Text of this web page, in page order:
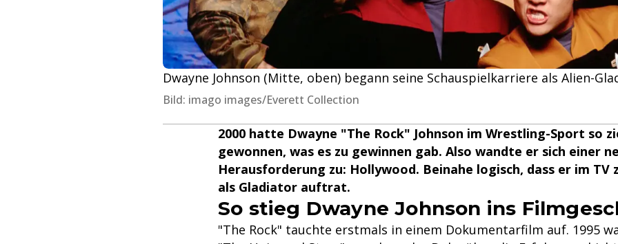
Dwayne Johnson (Mitte, oben) begann seine Schauspielkarriere als Alien-
Bild: imago images/Everett Collection
2000 hatte Dwayne "The Rock" Johnson im Wrestling-Sport so
gewonnen, was es zu gewinnen gab. Also wandte er sich einer
Herausforderung zu: Hollywood. Beinahe logisch, dass er im TV
als Gladiator auftrat.
So stieg Dwayne Johnson ins
"The Rock" tauchte erstmals in einem Dokumentarfilm auf. 1995